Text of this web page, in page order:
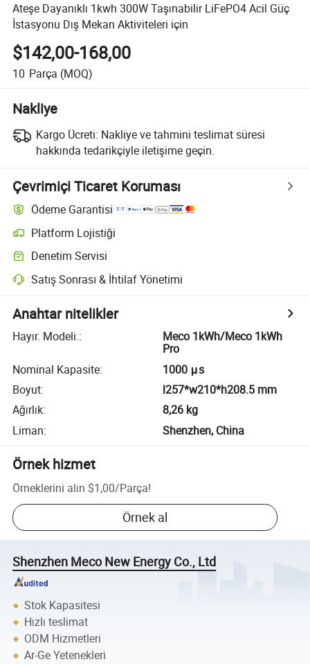
Ateşe Dayanıklı 1kwh 300W Taşınabilir LiFePO4 Acil Güç
İstasyonu Dış Mekan Aktiviteleri için
$142,00-168,00
10 Parça (MOQ)
Nakliye
Kargo Ücreti: Nakliye ve tahmini teslimat süresi
hakkında tedarikçiyle iletişime geçin.
Çevrimiçi Ticaret Koruması
Ödeme Garantisi
Platform Lojistiği
Denetim Servisi
Satış Sonrası & İhtilaf Yönetimi
Anahtar nitelikler
Hayır. Modeli.:
Meco 1kWh/Meco 1kWh
Pro
Nominal Kapasite:
1000 μs
Boyut:
l257*w210*h208.5 mm
Ağırlık:
8,26 kg
Liman: Shenzhen, China
Örnek hizmet
Örneklerini alın $1,00/Parça!
Örnek al
Shenzhen Meco New Energy Co., Ltd
Stok Kapasitesi
Hızlı teslimat
ODM Hizmetleri
Ar-Ge Yetenekleri